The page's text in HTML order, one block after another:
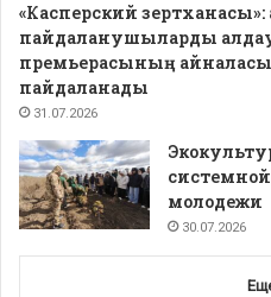
«Касперский зертханасы»:
пайдаланушыларды
премьерасының
пайдаланады
31.07.2026
молодежи
30.07.2026